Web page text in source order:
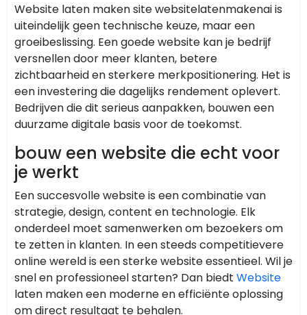
Website laten maken site websitelatenmakenai is
uiteindelijk geen technische keuze, maar een
groeibeslissing. Een goede website kan je bedrijf
versnellen door meer klanten, betere
zichtbaarheid en sterkere merkpositionering. Het is
een investering die dagelijks rendement oplevert.
Bedrijven die dit serieus aanpakken, bouwen een
duurzame digitale basis voor de toekomst.
bouw een website die echt voor
je werkt
Een succesvolle website is een combinatie van
strategie, design, content en technologie. Elk
onderdeel moet samenwerken om bezoekers om
te zetten in klanten. In een steeds competitievere
online wereld is een sterke website essentieel. Wil je
snel en professioneel starten? Dan biedt Website
laten makeneen moderne en efficiënte oplossing
om direct resultaat te behalen.